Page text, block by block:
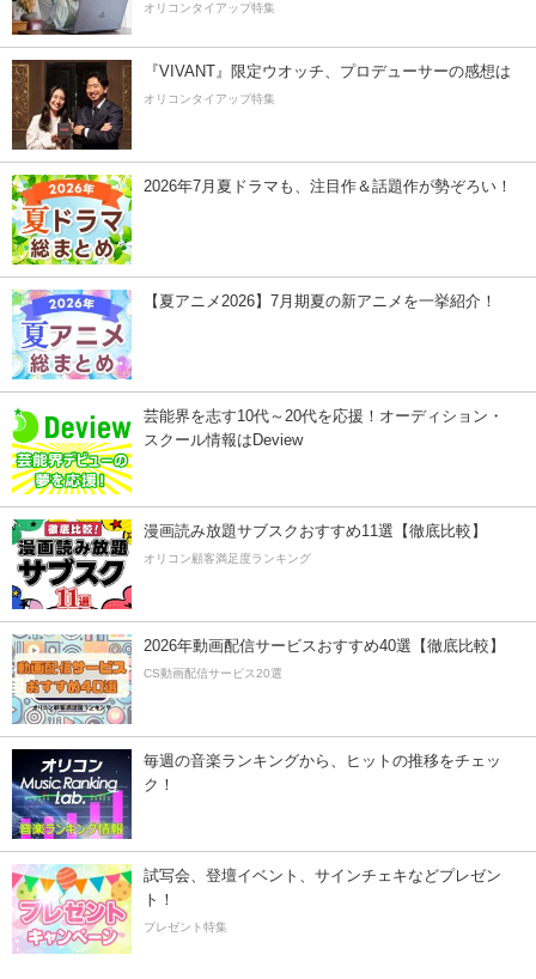
オリコンタイアップ特集
『VIVANT』限定ウオッチ、プロデューサーの感想は
オリコンタイアップ特集
2026年7月夏ドラマも、注目作＆話題作が勢ぞろい！
【夏アニメ2026】7月期夏の新アニメを一挙紹介！
芸能界を志す10代～20代を応援！オーディション・
スクール情報はDeview
漫画読み放題サブスクおすすめ11選【徹底比較】
オリコン顧客満足度ランキング
2026年動画配信サービスおすすめ40選【徹底比較】
CS動画配信サービス20選
毎週の音楽ランキングから、ヒットの推移をチェッ
ク！
試写会、登壇イベント、サインチェキなどプレゼン
ト！
プレゼント特集